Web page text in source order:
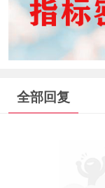
全部回复